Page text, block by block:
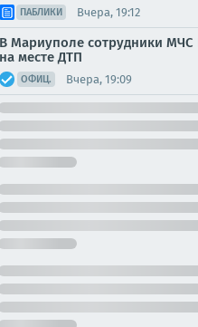
ПАБЛИКИ Вчера, 19:12
В Мариуполе сотрудники МЧС
на месте ДТП
ОФИЦ. Вчера, 19:09